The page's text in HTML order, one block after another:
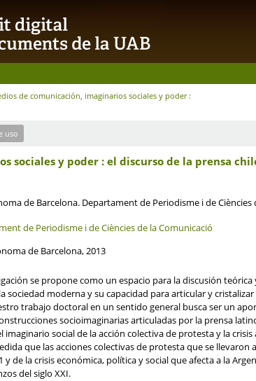
de comunicación, imaginarios sociales y poder :
uso
sociales y poder : el discurso de la prensa
de Barcelona. Departament de Periodisme i de Ciències
de Periodisme i de Ciències de la Comunicació
de Barcelona, 2013
se propone como un espacio para la discusión
sociedad moderna y su capacidad para articular y
trabajo doctoral en un sentido general busca ser un
socioimaginarias articuladas por la prensa
social de la acción colectiva de protesta y la
que las acciones colectivas de protesta que se
y de la crisis económica, política y social que afecta a la
del siglo XXI.